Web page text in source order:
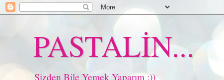
PASTALİN...
Sizden Bile Yemek Yaparım :))